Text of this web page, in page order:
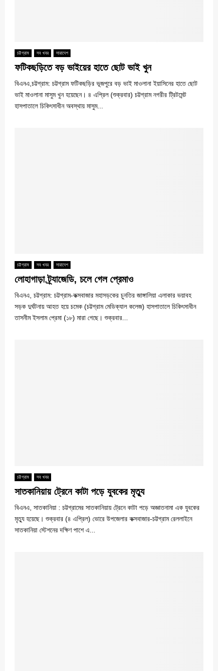
চট্টগ্রাম সব খবর সারাদেশ
ফটিকছড়িতে বড় ভাইয়ের হাতে ছোট ভাই খুন
বিএনএ,চট্টগ্রাম: চট্টগ্রাম ফটিকছড়ির ভূজপুরে বড় ভাই মাওলানা ইয়াসিনের হাতে ছোট
ভাই মাওলানা মাসুম খুন হয়েছেন। ৪ এপ্রিল (শুক্রবার) চট্টগ্রাম নগরীর ট্রিটমেন্ট
হাসপাতালে চিকিৎসাধীন অবস্থায় মাসুম...
চট্টগ্রাম সব খবর সারাদেশ
লোহাগাড়া ট্র্যাজেডি, চলে গেল প্রেমাও
বিএনএ, চট্টগ্রাম: চট্টগ্রাম-কক্সবাজার মহাসড়কের চুনতির জাঙ্গালিয়া এলাকার ভয়াবহ
সড়ক দুর্ঘটনায় আহত হয়ে চমেক (চট্টগ্রাম মেডিক্যাল কলেজ) হাসপাতালে চিকিৎসাধীন
তাসনীম ইসলাম প্রেমা (১৮) মারা গেছে। শুক্রবার...
চট্টগ্রাম সব খবর
সাতকানিয়ায় ট্রেনে কাটা পড়ে যুবকের মৃত্যু
বিএনএ, সাতকানিয়া : চট্টগ্রামের সাতকানিয়ায় ট্রেনে কাটা পড়ে অজ্ঞাতনামা এক যুবকের
মৃত্যু হয়েছে। শুক্রবার (৪ এপ্রিল) ভোরে উপজেলার কক্সবাজার-চট্টগ্রাম রেললাইনে
সাতকানিয়া স্টেশনের দক্ষিণ পাশে এ...